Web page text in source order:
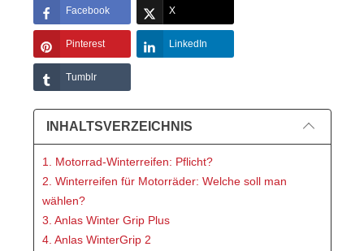
Facebook X
Pinterest LinkedIn
Tumblr
INHALTSVERZEICHNIS
1. Motorrad-Winterreifen: Pflicht?
2. Winterreifen für Motorräder: Welche soll man
wählen?
3. Anlas Winter Grip Plus
4. Anlas WinterGrip 2